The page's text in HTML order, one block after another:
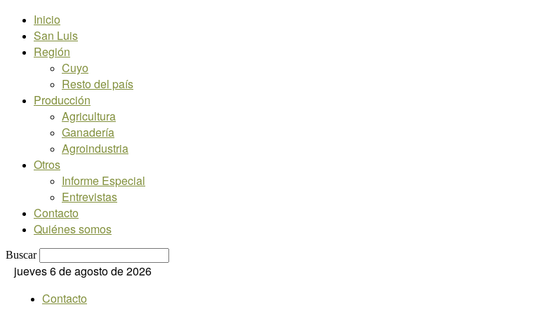
Inicio
San Luis
Región
Cuyo
Resto del país
Producción
Agricultura
Ganadería
Agroindustria
Otros
Informe Especial
Entrevistas
Contacto
Quiénes somos
Buscar
jueves 6 de agosto de 2026
Contacto